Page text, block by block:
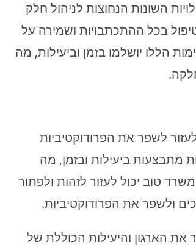
השונות הנחוצות לניהול חלק
בכל ההתכתבויות ושמירה על
הללו יושלמו בזמן וביעילות, מה
לשפר את הפרודוקטיביות
ביעילות ובזמן, מה
טוב יכול לעזור לזהות ולפתור
ולשפר את הפרודוקטיביות.
את הארגון והיעילות הכוללת של